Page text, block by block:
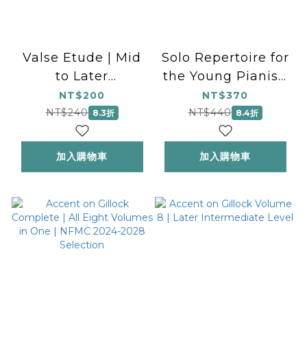
Valse Etude | Mid
to Later
Intermediate Level
NT$200
NT$240 8.3折
加入購物車
Solo Repertoire for
the Young Pianist,
Book 2 | Mid-
Elementary Level
NT$370
NT$440 8.4折
加入購物車